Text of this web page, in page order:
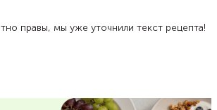
правы, мы уже уточнили текст рецепта!